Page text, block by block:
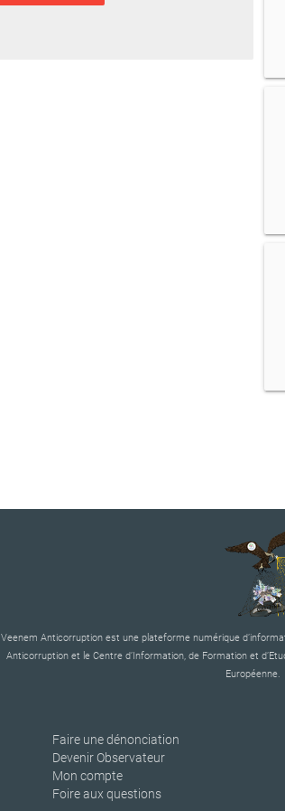
Veenem Anticorruption est une plateforme numérique
Anticorruption et le Centre d’Information, de Formation et
Européenne.
Faire une dénonciation
Devenir Observateur
Mon compte
Foire aux questions